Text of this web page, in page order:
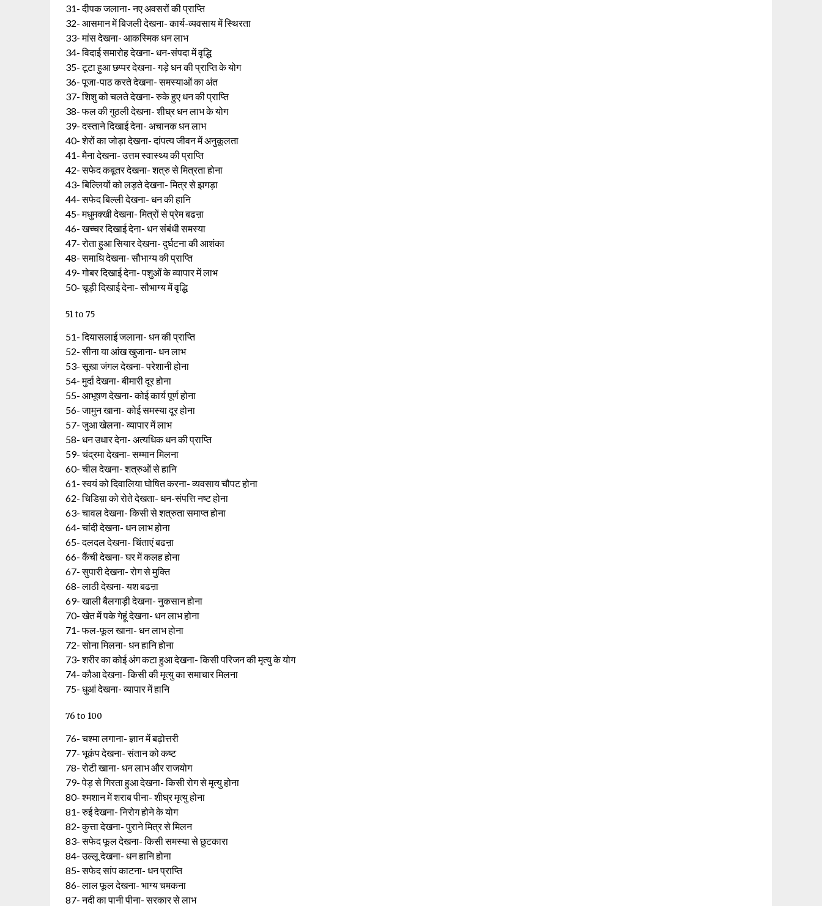
31- दीपक जलाना- नए अवसरों की प्राप्ति
32- आसमान में बिजली देखना- कार्य-व्यवसाय में स्थिरता
33- मांस देखना- आकस्मिक धन लाभ
34- विदाई समारोह देखना- धन-संपदा में वृद्धि
35- टूटा हुआ छप्पर देखना- गड़े धन की प्राप्ति के योग
36- पूजा-पाठ करते देखना- समस्याओं का अंत
37- शिशु को चलते देखना- रुके हुए धन की प्राप्ति
38- फल की गुठली देखना- शीघ्र धन लाभ के योग
39- दस्ताने दिखाई देना- अचानक धन लाभ
40- शेरों का जोड़ा देखना- दांपत्य जीवन में अनुकूलता
41- मैना देखना- उत्तम स्वास्थ्य की प्राप्ति
42- सफेद कबूतर देखना- शत्रु से मित्रता होना
43- बिल्लियों को लड़ते देखना- मित्र से झगड़ा
44- सफेद बिल्ली देखना- धन की हानि
45- मधुमक्खी देखना- मित्रों से प्रेम बढऩा
46- खच्चर दिखाई देना- धन संबंधी समस्या
47- रोता हुआ सियार देखना- दुर्घटना की आशंका
48- समाधि देखना- सौभाग्य की प्राप्ति
49- गोबर दिखाई देना- पशुओं के व्यापार में लाभ
50- चूड़ी दिखाई देना- सौभाग्य में वृद्धि
51 to 75
51- दियासलाई जलाना- धन की प्राप्ति
52- सीना या आंख खुजाना- धन लाभ
53- सूखा जंगल देखना- परेशानी होना
54- मुर्दा देखना- बीमारी दूर होना
55- आभूषण देखना- कोई कार्य पूर्ण होना
56- जामुन खाना- कोई समस्या दूर होना
57- जुआ खेलना- व्यापार में लाभ
58- धन उधार देना- अत्यधिक धन की प्राप्ति
59- चंद्रमा देखना- सम्मान मिलना
60- चील देखना- शत्रुओं से हानि
61- स्वयं को दिवालिया घोषित करना- व्यवसाय चौपट होना
62- चिडिय़ा को रोते देखता- धन-संपत्ति नष्ट होना
63- चावल देखना- किसी से शत्रुता समाप्त होना
64- चांदी देखना- धन लाभ होना
65- दलदल देखना- चिंताएं बढऩा
66- कैंची देखना- घर में कलह होना
67- सुपारी देखना- रोग से मुक्ति
68- लाठी देखना- यश बढऩा
69- खाली बैलगाड़ी देखना- नुकसान होना
70- खेत में पके गेहूं देखना- धन लाभ होना
71- फल-फूल खाना- धन लाभ होना
72- सोना मिलना- धन हानि होना
73- शरीर का कोई अंग कटा हुआ देखना- किसी परिजन की मृत्यु के योग
74- कौआ देखना- किसी की मृत्यु का समाचार मिलना
75- धुआं देखना- व्यापार में हानि
76 to 100
76- चश्मा लगाना- ज्ञान में बढ़ोत्तरी
77- भूकंप देखना- संतान को कष्ट
78- रोटी खाना- धन लाभ और राजयोग
79- पेड़ से गिरता हुआ देखना- किसी रोग से मृत्यु होना
80- श्मशान में शराब पीना- शीघ्र मृत्यु होना
81- रुई देखना- निरोग होने के योग
82- कुत्ता देखना- पुराने मित्र से मिलन
83- सफेद फूल देखना- किसी समस्या से छुटकारा
84- उल्लू देखना- धन हानि होना
85- सफेद सांप काटना- धन प्राप्ति
86- लाल फूल देखना- भाग्य चमकना
87- नदी का पानी पीना- सरकार से लाभ